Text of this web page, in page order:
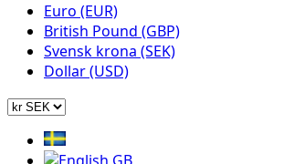
Euro (EUR)
British Pound (GBP)
Svensk krona (SEK)
Dollar (USD)